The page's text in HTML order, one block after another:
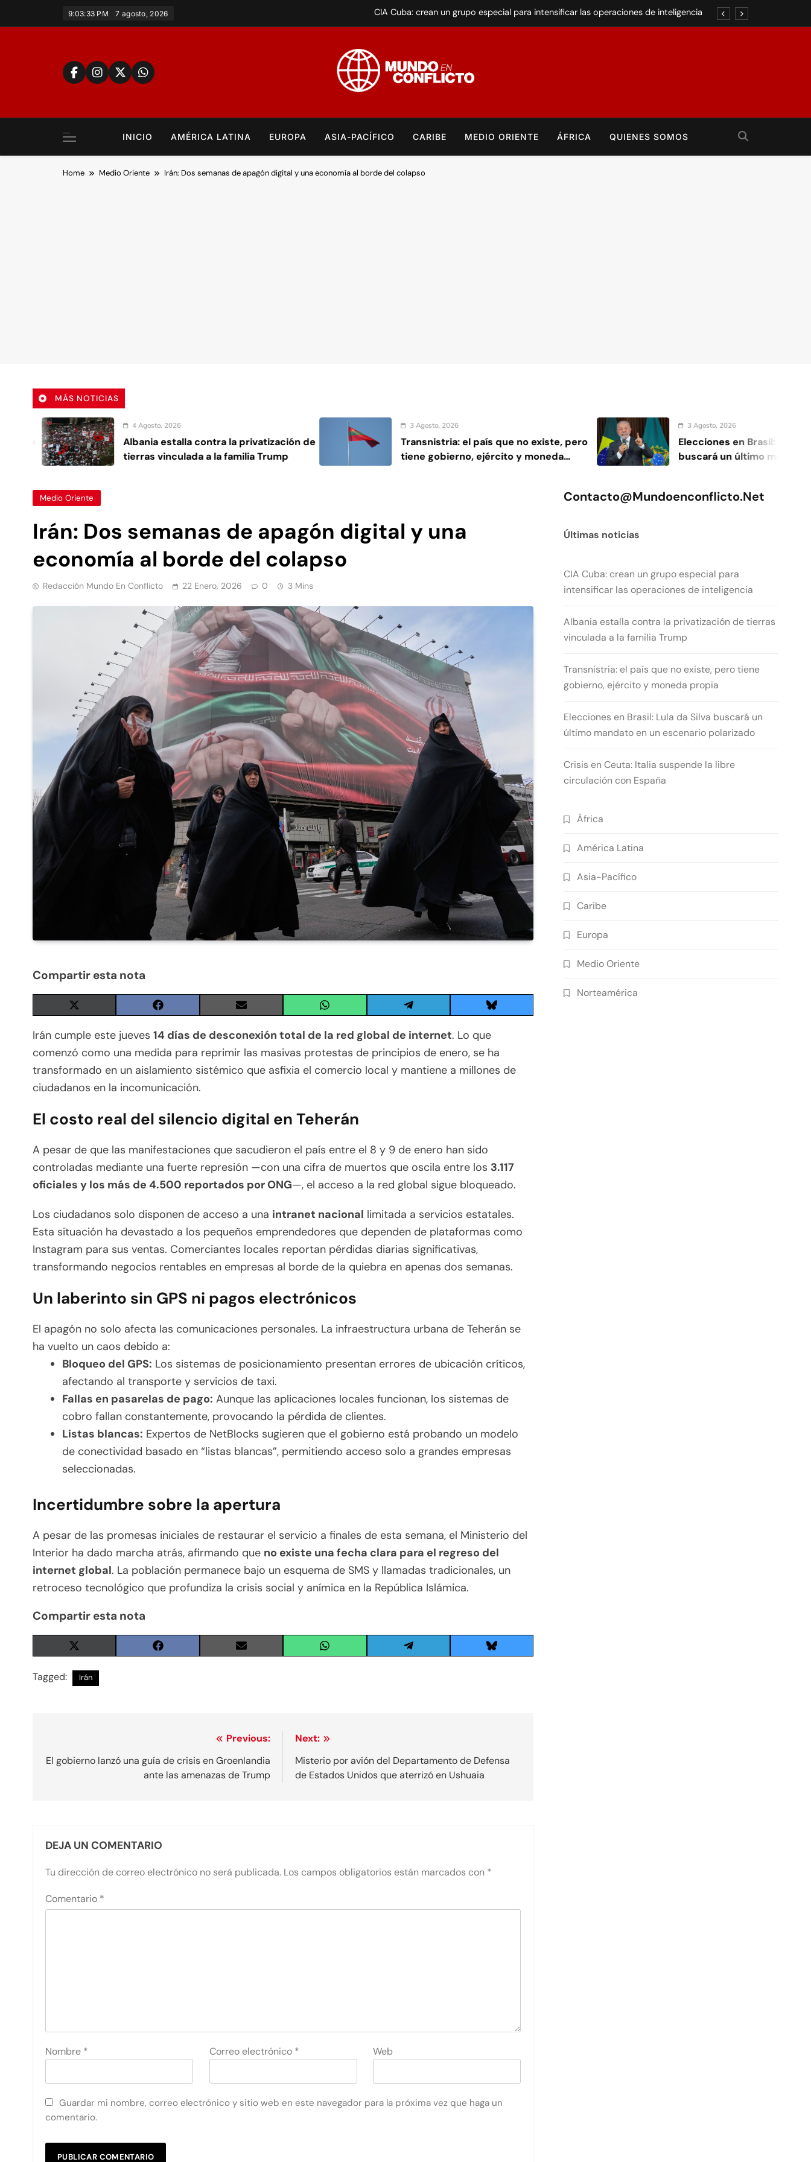
9:03:34 PM 7 agosto, 2026 CIA Cuba: crean un grupo especial para intensificar las operaciones de inteligencia
Transnistria: el país que no existe, pero tiene gobierno, ejército y moneda propia
Elecciones en Brasil: Lula da Silva buscará un último mandato en un escenario polarizado
Albania estalla contra la privatización de tierras vinculada a la familia Trump
Mundo en Conflicto
INICIO AMÉRICA LATINA EUROPA ASIA-PACÍFICO CARIBE MEDIO ORIENTE ÁFRICA QUIENES SOMOS
Home Medio Oriente Irán: Dos semanas de apagón digital y una economía al borde del colapso
MÁS NOTICIAS
4 Agosto, 2026
Albania estalla contra la privatización de
tierras vinculada a la familia Trump
3 Agosto, 2026
Transnistria: el país que no existe, pero
tiene gobierno, ejército y moneda
3 Agosto, 2026
Elecciones en Brasil: Lula da Silva
buscará un último mandato en un
Medio Oriente
Irán: Dos semanas de apagón digital y una
economía al borde del colapso
Redacción Mundo En Conflicto 22 Enero, 2026 0 3 Mins
Compartir esta nota
Share
on
X
(Twitter)
Share
on
Facebook
Share
on
Email
Share
on
WhatsApp
Share
on
Telegram
Share
on
Bluesky
Irán cumple este jueves 14 días de desconexión total de la red global de internet. Lo que
comenzó como una medida para reprimir las masivas protestas de principios de enero, se ha
transformado en un aislamiento sistémico que asfixia el comercio local y mantiene a millones de
ciudadanos en la incomunicación.
El costo real del silencio digital en Teherán
A pesar de que las manifestaciones que sacudieron el país entre el 8 y 9 de enero han sido
controladas mediante una fuerte represión —con una cifra de muertos que oscila entre los 3.117
oficiales y los más de 4.500 reportados por ONG—, el acceso a la red global sigue bloqueado.
Los ciudadanos solo disponen de acceso a una intranet nacional limitada a servicios estatales.
Esta situación ha devastado a los pequeños emprendedores que dependen de plataformas como
Instagram para sus ventas. Comerciantes locales reportan pérdidas diarias significativas,
transformando negocios rentables en empresas al borde de la quiebra en apenas dos semanas.
Un laberinto sin GPS ni pagos electrónicos
El apagón no solo afecta las comunicaciones personales. La infraestructura urbana de Teherán se
ha vuelto un caos debido a:
Bloqueo del GPS: Los sistemas de posicionamiento presentan errores de ubicación críticos,
afectando al transporte y servicios de taxi.
Fallas en pasarelas de pago: Aunque las aplicaciones locales funcionan, los sistemas de
cobro fallan constantemente, provocando la pérdida de clientes.
Listas blancas: Expertos de NetBlocks sugieren que el gobierno está probando un modelo
de conectividad basado en “listas blancas”, permitiendo acceso solo a grandes empresas
seleccionadas.
Incertidumbre sobre la apertura
A pesar de las promesas iniciales de restaurar el servicio a finales de esta semana, el Ministerio del
Interior ha dado marcha atrás, afirmando que no existe una fecha clara para el regreso del
internet global. La población permanece bajo un esquema de SMS y llamadas tradicionales, un
retroceso tecnológico que profundiza la crisis social y anímica en la República Islámica.
Compartir esta nota
Share
on
X
(Twitter)
Share
on
Share
on
Share
on
Share
on
Share
on
Tagged: Irán
de
Previous:
El gobierno lanzó una guía de crisis en Groenlandia
ante las amenazas de Trump
Next:
Misterio por avión del Departamento de Defensa
de Estados Unidos que aterrizó en Ushuaia
DEJA UN COMENTARIO
Tu dirección de correo electrónico no será publicada. Los campos obligatorios están marcados con *
Comentario *
Nombre * Correo electrónico * Web
Guardar mi nombre, correo electrónico y sitio web en este navegador para la próxima vez que haga un
comentario.
Contacto@mundoenconflicto.net
Últimas noticias
CIA Cuba: crean un grupo especial para
intensificar las operaciones de inteligencia
Albania estalla contra la privatización de tierras
vinculada a la familia Trump
Transnistria: el país que no existe, pero tiene
gobierno, ejército y moneda propia
Elecciones en Brasil: Lula da Silva buscará un
último mandato en un escenario polarizado
Crisis en Ceuta: Italia suspende la libre
circulación con España
África
América Latina
Asia-Pacífico
Caribe
Europa
Medio Oriente
Norteamérica